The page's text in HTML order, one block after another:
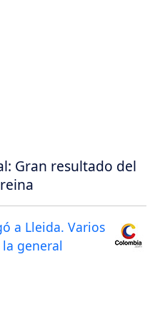
Gran resultado del